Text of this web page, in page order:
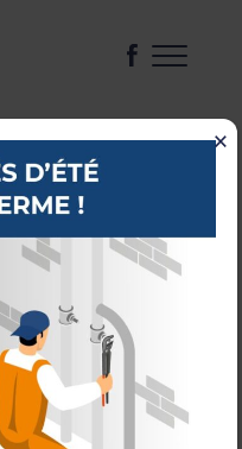
BAIGNOIRES
ROBINETTERIE
×